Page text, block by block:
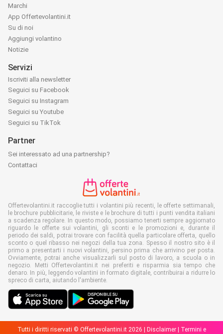
Marchi
App Offertevolantini.it
Su di noi
Aggiungi volantino
Notizie
Servizi
Iscriviti alla newsletter
Seguici su Facebook
Seguici su Instagram
Seguici su Youtube
Seguici su TikTok
Partner
Sei interessato ad una partnership?
Contattaci
Offertevolantini.it raccoglie tutti i volantini più recenti, le offerte settimanali,
le brochure pubblicitarie, le riviste e le brochure di tutti i punti vendita italiani
a scadenza regolare. In questo modo, possiamo tenerti sempre aggiornato
riguardo le offerte sui volantini, gli sconti e le promozioni e, durante il
periodo dei saldi, potrai trovare con facilità quella particolare offerta, quello
sconto o quel ribasso nei negozi della tua zona. Spesso il nostro sito è il
primo a presentarti i nuovi volantini, persino prima che arrivino per posta.
Ovviamente, potrai anche visualizzarli sul posto di lavoro, a scuola o in
negozio. Metti Offertevolantini.it nei preferiti e risparmia sia tempo che
denaro. In più, leggendo volantini in formato digitale, contribuirai a ridurre lo
spreco di carta, aiutando l'ambiente.
Tutti i diritti riservati © Offertevolantini.it 2026 | Disclaimer| Termini e